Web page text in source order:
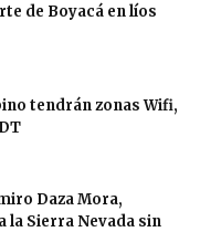
de Boyacá en líos
tendrán zonas Wifi,
Daza Mora,
la Sierra Nevada sin